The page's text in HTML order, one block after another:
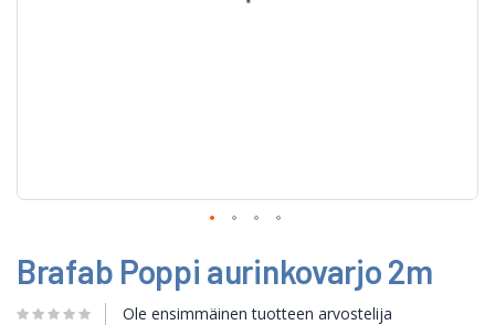
to
the
beginning
of
Brafab Poppi aurinkovarjo 2m
Ole ensimmäinen tuotteen arvostelija